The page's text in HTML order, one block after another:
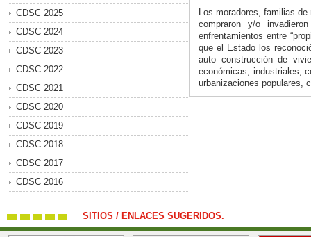
CDSC 2025
CDSC 2024
CDSC 2023
CDSC 2022
CDSC 2021
CDSC 2020
CDSC 2019
CDSC 2018
CDSC 2017
CDSC 2016
Los moradores, familias
compraron y/o
enfrentamientos entre
que el Estado los
auto construcción de
económicas, industriales,
urbanizaciones populares,
SITIOS / ENLACES SUGERIDOS.